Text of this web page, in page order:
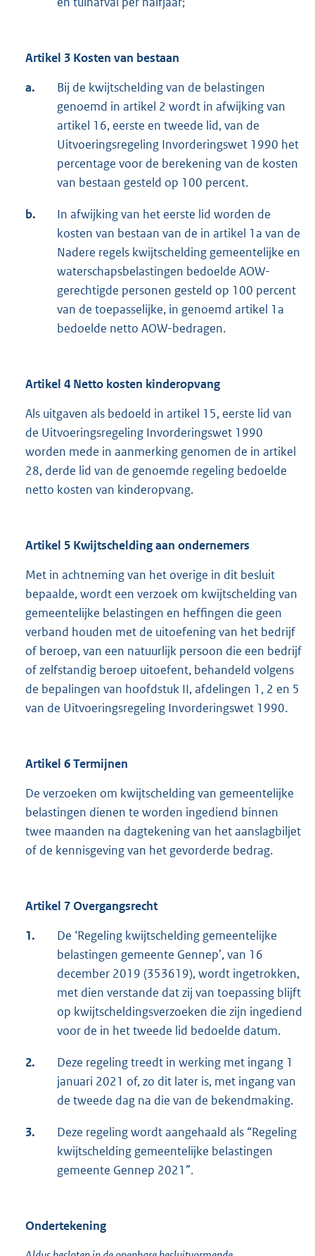
Artikel 3 Kosten van bestaan
a.
Bij de kwijtschelding van de belastingen
genoemd in artikel 2 wordt in afwijking van
artikel 16, eerste en tweede lid, van de
Uitvoeringsregeling Invorderingswet 1990 het
percentage voor de berekening van de kosten
van bestaan gesteld op 100 percent.
b.
In afwijking van het eerste lid worden de
kosten van bestaan van de in artikel 1a van de
Nadere regels kwijtschelding gemeentelijke en
waterschapsbelastingen bedoelde AOW-
gerechtigde personen gesteld op 100 percent
van de toepasselijke, in genoemd artikel 1a
bedoelde netto AOW-bedragen.
Artikel 4 Netto kosten kinderopvang
Als uitgaven als bedoeld in artikel 15, eerste lid van
de Uitvoeringsregeling Invorderingswet 1990
worden mede in aanmerking genomen de in artikel
28, derde lid van de genoemde regeling bedoelde
netto kosten van kinderopvang.
Artikel 5 Kwijtschelding aan ondernemers
Met in achtneming van het overige in dit besluit
bepaalde, wordt een verzoek om kwijtschelding van
gemeentelijke belastingen en heffingen die geen
verband houden met de uitoefening van het bedrijf
of beroep, van een natuurlijk persoon die een bedrijf
of zelfstandig beroep uitoefent, behandeld volgens
de bepalingen van hoofdstuk II, afdelingen 1, 2 en 5
van de Uitvoeringsregeling Invorderingswet 1990.
Artikel 6 Termijnen
De verzoeken om kwijtschelding van gemeentelijke
belastingen dienen te worden ingediend binnen
twee maanden na dagtekening van het aanslagbiljet
of de kennisgeving van het gevorderde bedrag.
Artikel 7 Overgangsrecht
1.
De ‘Regeling kwijtschelding gemeentelijke
belastingen gemeente Gennep’, van 16
december 2019 (353619), wordt ingetrokken,
met dien verstande dat zij van toepassing blijft
op kwijtscheldingsverzoeken die zijn ingediend
voor de in het tweede lid bedoelde datum.
2.
Deze regeling treedt in werking met ingang 1
januari 2021 of, zo dit later is, met ingang van
de tweede dag na die van de bekendmaking.
3.
Deze regeling wordt aangehaald als “Regeling
kwijtschelding gemeentelijke belastingen
gemeente Gennep 2021”.
Ondertekening